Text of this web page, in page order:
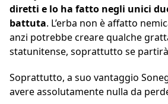
diretti e lo ha fatto negli unici
battuta. L’erba non è affatto
anzi potrebbe creare qualche
statunitense, soprattutto se
Soprattutto, a suo vantaggio
avere assolutamente nulla da